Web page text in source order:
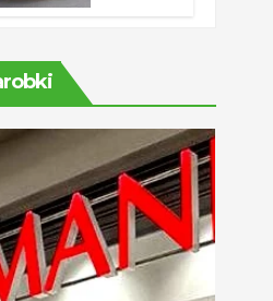
kierowca
dochód